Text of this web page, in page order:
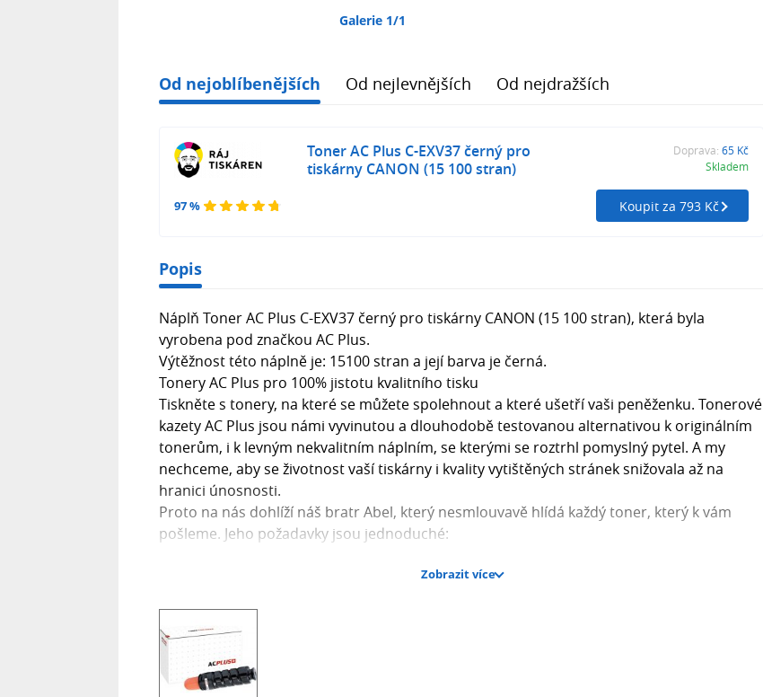
Galerie 1/1
Od nejoblíbenějších Od nejlevnějších Od nejdražších
97 %
Toner AC Plus C-EXV37 černý pro
tiskárny CANON (15 100 stran)
Doprava: 65 Kč
Skladem
Koupit za 793 Kč
Popis
Náplň Toner AC Plus C-EXV37 černý pro tiskárny CANON (15 100 stran), která byla
vyrobena pod značkou AC Plus.
Výtěžnost této náplně je: 15100 stran a její barva je černá.
Tonery AC Plus pro 100% jistotu kvalitního tisku
Tiskněte s tonery, na které se můžete spolehnout a které ušetří vaši peněženku. Tonerové
kazety AC Plus jsou námi vyvinutou a dlouhodobě testovanou alternativou k originálním
tonerům, i k levným nekvalitním náplním, se kterými se roztrhl pomyslný pytel. A my
nechceme, aby se životnost vaší tiskárny i kvality vytištěných stránek snižovala až na
hranici únosnosti.
Proto na nás dohlíží náš bratr Abel, který nesmlouvavě hlídá každý toner, který k vám
pošleme. Jeho požadavky jsou jednoduché:
každý toner otestovat a zkontrolovat jeho funkčnost
neusnout na vavřínech!
Je to fuška, ale nás to baví!
Zobrazit více